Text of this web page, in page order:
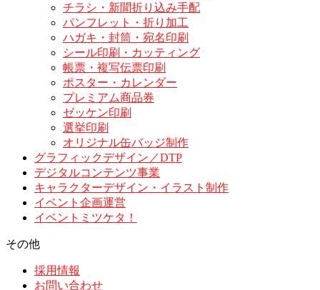
チラシ・新聞折り込み手配
パンフレット・折り加工
ハガキ・封筒・宛名印刷
シール印刷・カッティング
帳票・複写伝票印刷
ポスター・カレンダー
プレミアム商品券
ゼッケン印刷
選挙印刷
オリジナル缶バッジ制作
グラフィックデザイン／DTP
デジタルコンテンツ事業
キャラクターデザイン・イラスト制作
イベント企画運営
イベントミツケタ！
その他
採用情報
お問い合わせ